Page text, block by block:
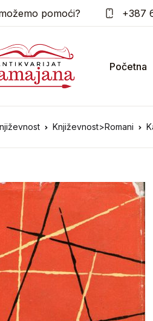
pomoći? +387
Početna
Književnost>Romani